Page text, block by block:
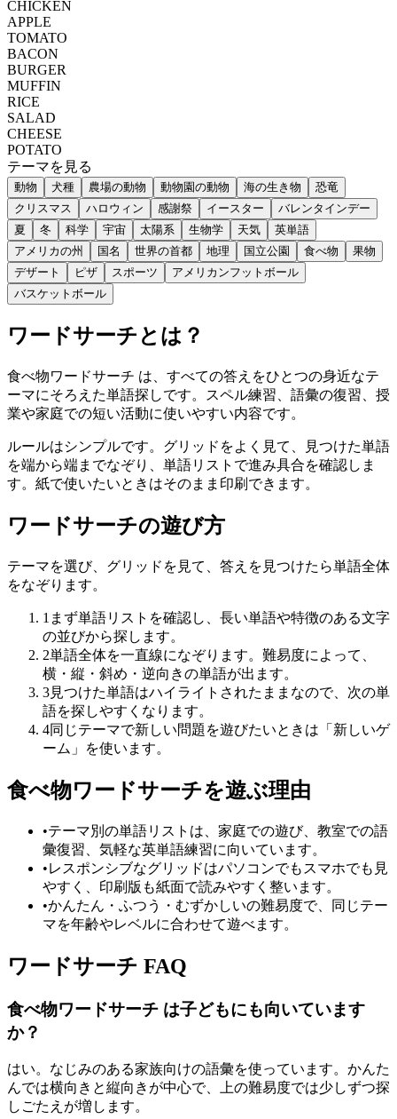
CHICKEN
APPLE
TOMATO
BACON
BURGER
MUFFIN
RICE
SALAD
CHEESE
POTATO
テーマを見る
動物 犬種 農場の動物 動物園の動物 海の生き物
恐竜
クリスマス
ハロウィン 感謝祭 イースター
バレンタインデー
夏
冬 科学 宇宙 太陽系 生物学 天気
英単語
アメリカの州
国名 世界の首都 地理 国立公園 食べ物
果物
デザート
ピザ スポーツ
アメリカンフットボール
バスケットボール
ワードサーチとは？
食べ物ワードサーチ は、すべての答えをひとつの身近なテ
ーマにそろえた単語探しです。スペル練習、語彙の復習、授
業や家庭での短い活動に使いやすい内容です。
ルールはシンプルです。グリッドをよく見て、見つけた単語
を端から端までなぞり、単語リストで進み具合を確認しま
す。紙で使いたいときはそのまま印刷できます。
ワードサーチの遊び方
テーマを選び、グリッドを見て、答えを見つけたら単語全体
をなぞります。
1 まず単語リストを確認し、長い単語や特徴のある文字
の並びから探します。
2単語全体を一直線になぞります。難易度によって、
横・縦・斜め・逆向きの単語が出ます。
3見つけた単語はハイライトされたままなので、次の単
語を探しやすくなります。
4同じテーマで新しい問題を遊びたいときは「新しいゲ
ーム」を使います。
食べ物ワードサーチを遊ぶ理由
•テーマ別の単語リストは、家庭での遊び、教室での語
彙復習、気軽な英単語練習に向いています。
•レスポンシブなグリッドはパソコンでもスマホでも見
やすく、印刷版も紙面で読みやすく整います。
•かんたん・ふつう・むずかしいの難易度で、同じテー
マを年齢やレベルに合わせて遊べます。
ワードサーチ FAQ
食べ物ワードサーチ は子どもにも向いています
か？
はい。なじみのある家族向けの語彙を使っています。かんた
んでは横向きと縦向きが中心で、上の難易度では少しずつ探
しごたえが増します。